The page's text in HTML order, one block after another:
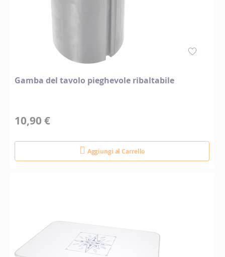
Gamba del tavolo pieghevole ribaltabile
10,90 €
Aggiungi al Carrello